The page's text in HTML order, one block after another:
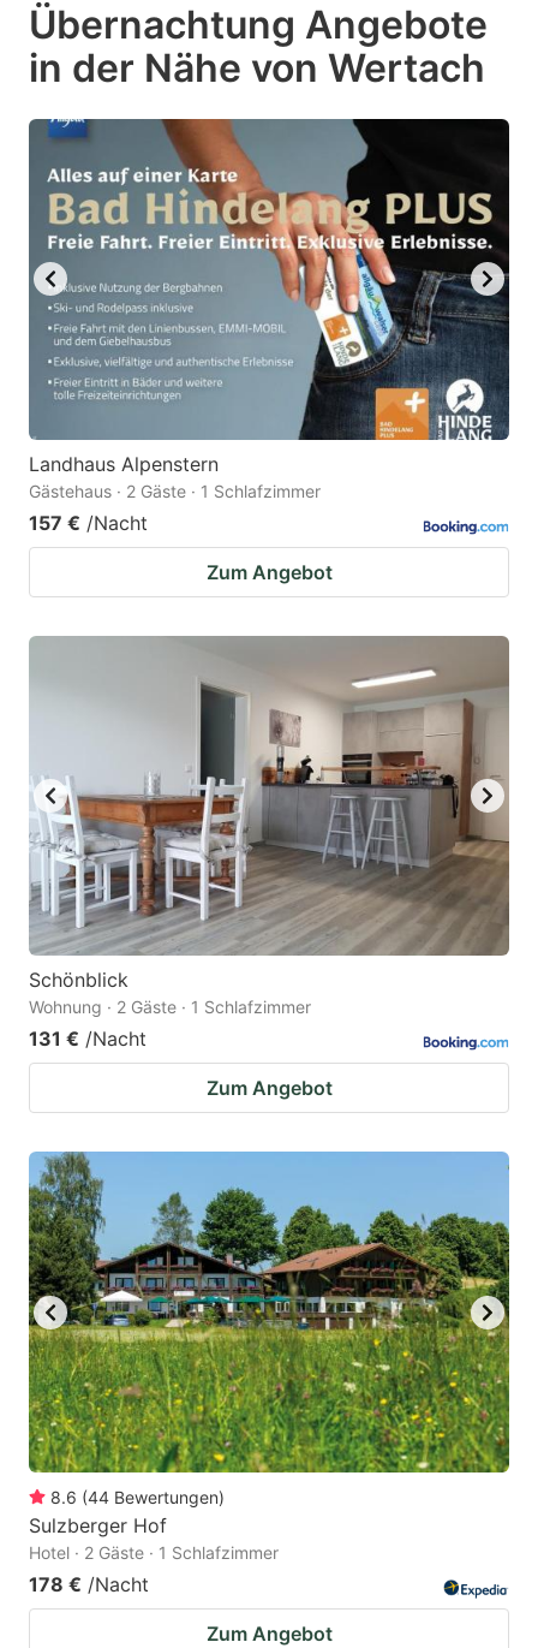
Press
question
mark
key
to
get
keyboard
shortcuts
for
changing
dates.
Press
the
question
mark
key
to
get
the
keyboard
shortcuts
for
changing
dates.
Übernachtung Angebote
in der Nähe von Wertach
Landhaus Alpenstern
Gästehaus · 2 Gäste · 1 Schlafzimmer
157 € /Nacht
Zum Angebot
Schönblick
Wohnung · 2 Gäste · 1 Schlafzimmer
131 € /Nacht
Zum Angebot
8.6 (44 Bewertungen)
Sulzberger Hof
Hotel · 2 Gäste · 1 Schlafzimmer
178 € /Nacht
Zum Angebot